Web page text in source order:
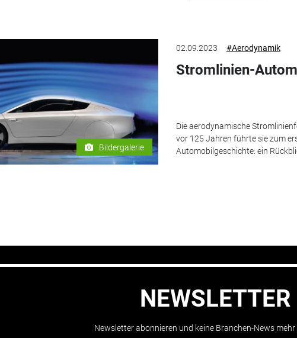
Bildergalerie
02.09.2023 #Aerodynamik
Stromlinien-
Die aerodynamische
vor 125 Jahren führte sie zum
Automobilgeschichte: ein
NEWSLETTER
Newsletter abonnieren und keine Branchen-News mehr